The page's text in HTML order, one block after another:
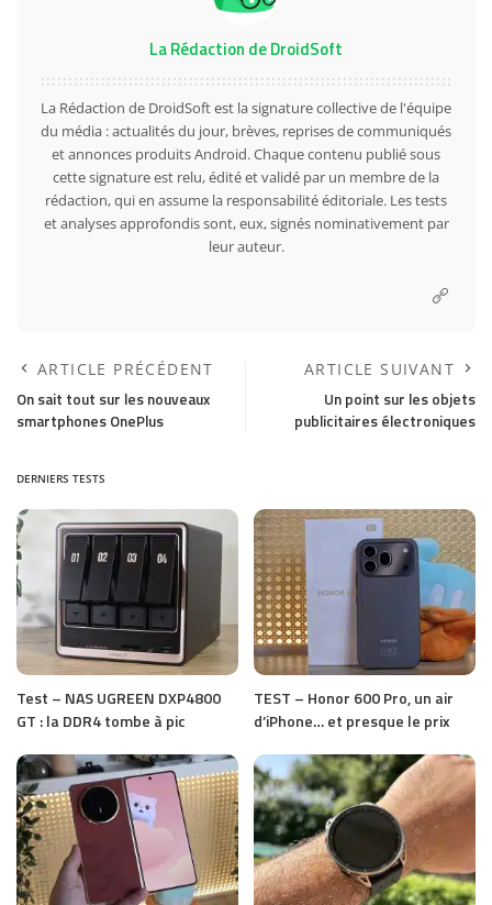
La Rédaction de DroidSoft
La Rédaction de DroidSoft est la signature collective de l'équipe
du média : actualités du jour, brèves, reprises de communiqués
et annonces produits Android. Chaque contenu publié sous
cette signature est relu, édité et validé par un membre de la
rédaction, qui en assume la responsabilité éditoriale. Les tests
et analyses approfondis sont, eux, signés nominativement par
leur auteur.
ARTICLE PRÉCÉDENT
On sait tout sur les nouveaux
smartphones OnePlus
ARTICLE SUIVANT
Un point sur les objets
publicitaires électroniques
DERNIERS TESTS
Test – NAS UGREEN DXP4800
GT : la DDR4 tombe à pic
TEST – Honor 600 Pro, un air
d’iPhone… et presque le prix